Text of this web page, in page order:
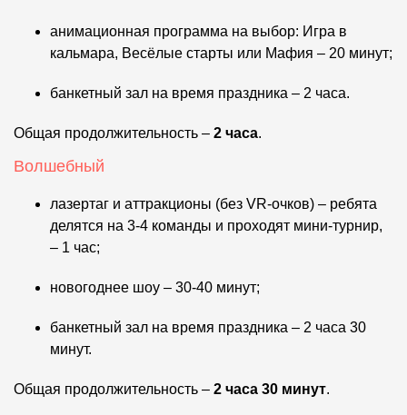
анимационная программа на выбор: Игра в
кальмара, Весёлые старты или Мафия – 20 минут;
банкетный зал на время праздника – 2 часа.
Общая продолжительность – 2 часа.
Волшебный
лазертаг и аттракционы (без VR-очков) – ребята
делятся на 3-4 команды и проходят мини-турнир,
– 1 час;
новогоднее шоу – 30-40 минут;
банкетный зал на время праздника – 2 часа 30
минут.
Общая продолжительность – 2 часа 30 минут.